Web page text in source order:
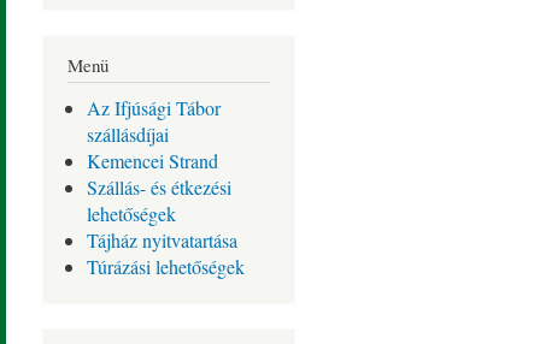
Menü
Az Ifjúsági Tábor
szállásdíjai
Kemencei Strand
Szállás- és étkezési
lehetőségek
Tájház nyitvatartása
Túrázási lehetőségek